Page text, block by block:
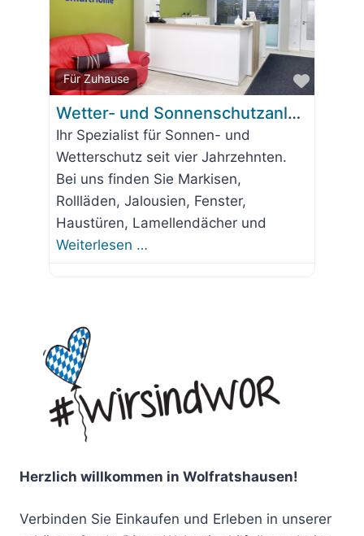
Für Zuhause
Favorit
Wetter- und Sonnenschutzanlagen Smart Home GmbH
Ihr Spezialist für Sonnen- und
Wetterschutz seit vier Jahrzehnten.
Bei uns finden Sie Markisen,
Rollläden, Jalousien, Fenster,
Haustüren, Lamellendächer und
Weiterlesen …
Herzlich willkommen in Wolfratshausen!
Verbinden Sie Einkaufen und Erleben in unserer